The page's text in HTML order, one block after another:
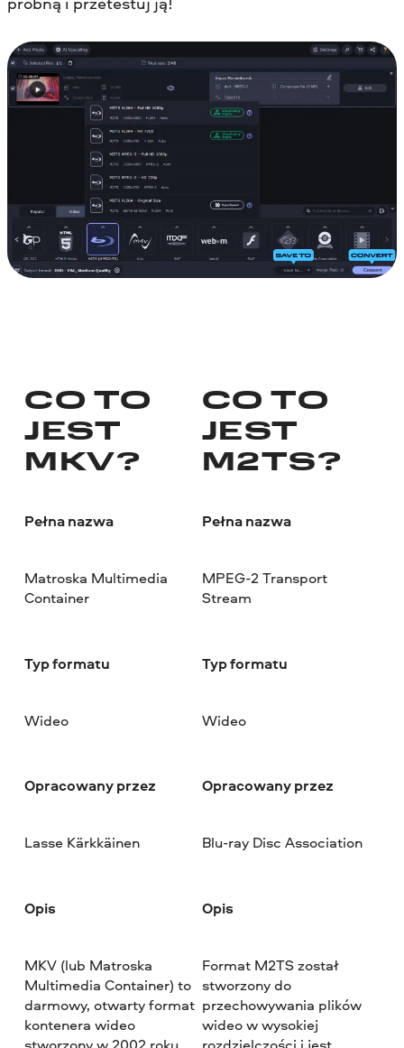
CO TO
JEST
MKV?
Pełna nazwa
Matroska Multimedia
Container
Typ formatu
Wideo
Opracowany przez
Lasse Kärkkäinen
Opis
MKV (lub Matroska
Multimedia Container) to
darmowy, otwarty format
kontenera wideo
CO TO
JEST
M2TS?
Pełna nazwa
MPEG-2 Transport
Stream
Typ formatu
Wideo
Opracowany przez
Blu-ray Disc Association
Opis
Format M2TS został
stworzony do
przechowywania plików
wideo w wysokiej